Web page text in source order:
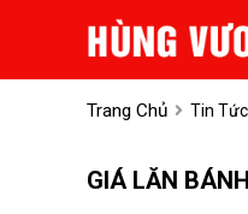
Trang Chủ Tin Tức
GIÁ LĂN